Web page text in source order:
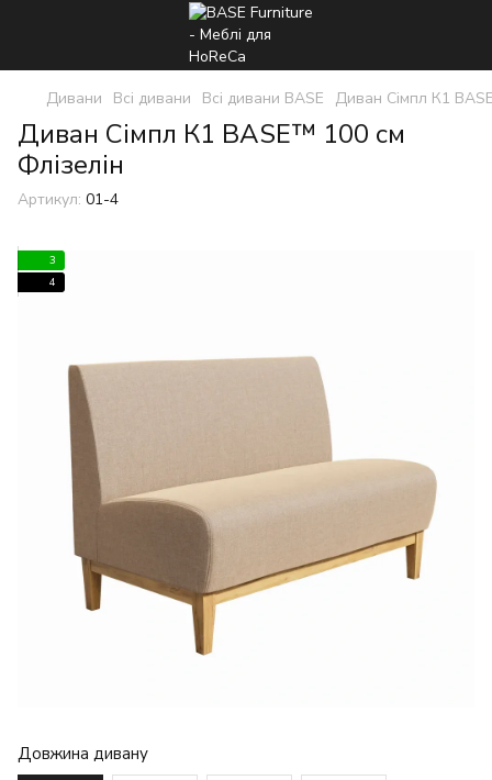
Дивани Всі дивани Всі дивани BASE Диван Сімпл К1
Диван Сімпл К1 BASE™ 100 см
Флізелін
Артикул: 01-4
3
4
Довжина дивану